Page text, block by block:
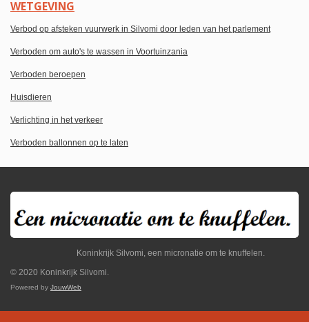
WETGEVING
Verbod op afsteken vuurwerk in Silvomi door leden van het parlement
Verboden om auto's te wassen in Voortuinzania
Verboden beroepen
Huisdieren
Verlichting in het verkeer
Verboden ballonnen op te laten
Koninkrijk Silvomi, een micronatie om te knuffelen.
© 2020 Koninkrijk Silvomi.
Powered by JouwWeb